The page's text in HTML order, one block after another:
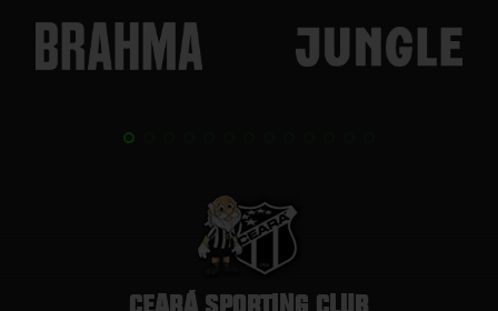
CEARÁ SPORTING CLUB